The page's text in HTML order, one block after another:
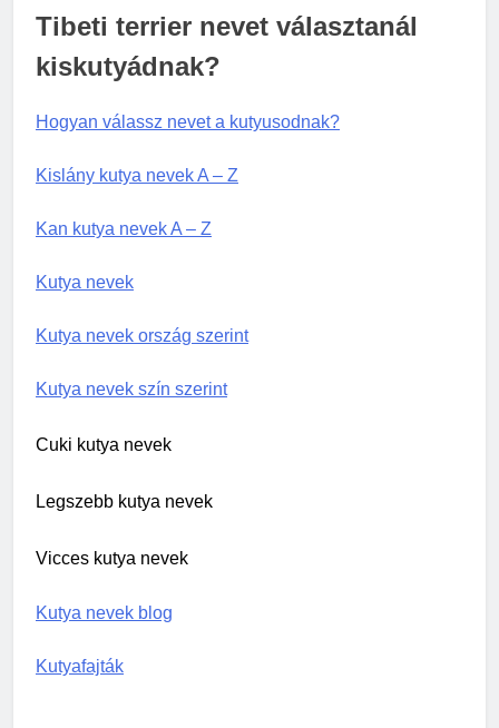
Tibeti terrier nevet választanál
kiskutyádnak?
Hogyan válassz nevet a kutyusodnak?
Kislány kutya nevek A – Z
Kan kutya nevek A – Z
Kutya nevek
Kutya nevek ország szerint
Kutya nevek szín szerint
Cuki kutya nevek
Legszebb kutya nevek
Vicces kutya nevek
Kutya nevek blog
Kutyafajták